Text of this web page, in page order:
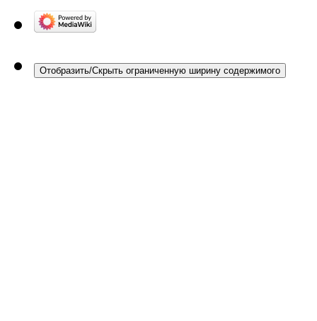
Отобразить/Скрыть ограниченную ширину содержимого